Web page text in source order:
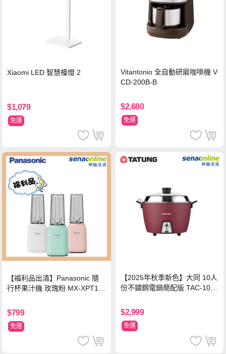
Xiaomi LED 智慧檯燈 2
$1,079
免運
Vitantonio 全自動研磨咖啡機 V
CD-200B-B
$2,680
免運
【福利品出清】Panasonic 隨
行杯果汁機 玫瑰粉 MX-XPT10
$799
免運
【2025年秋季新色】大同 10人
份不鏽鋼電鍋簡配版 TAC-10L-
$2,999
免運